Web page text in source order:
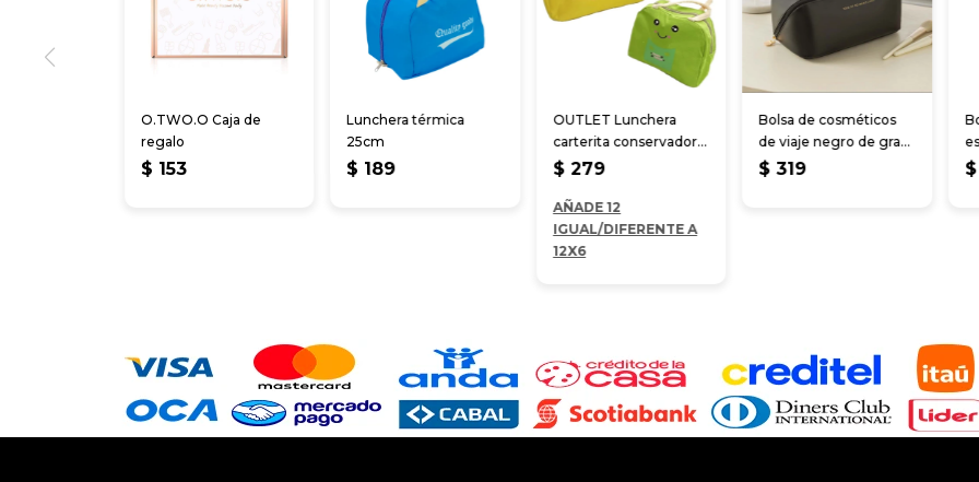
O.TWO.O Caja de
regalo
$ 153
Lunchera térmica
25cm
$ 189
OUTLET Lunchera
carterita conservadora
23*20 cm
$ 279
AÑADE 12
IGUAL/DIFERENTE A
12X6
Bolsa de cosméticos
de viaje negro de gran
capacidad
$ 319 $